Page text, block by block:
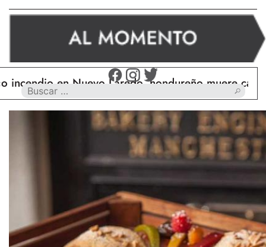
en Nuevo Laredo, hondureño muere calcinado